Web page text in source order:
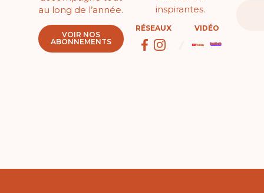
au long de l’année.
VOIR NOS
ABONNEMENTS
inspirantes.
RÉSEAUX VIDÉO